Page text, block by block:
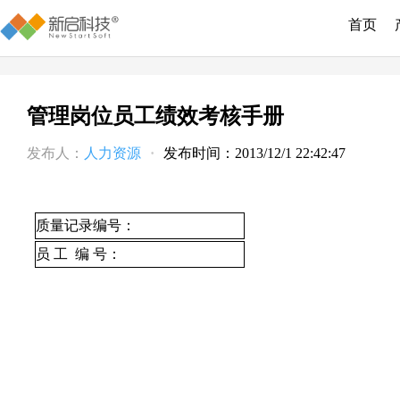
首页
管理岗位员工绩效考核手册
发布人： 人力资源 · 发布时间：2013/12/1 22:42:47
质量记录编号：
员 工 编 号：